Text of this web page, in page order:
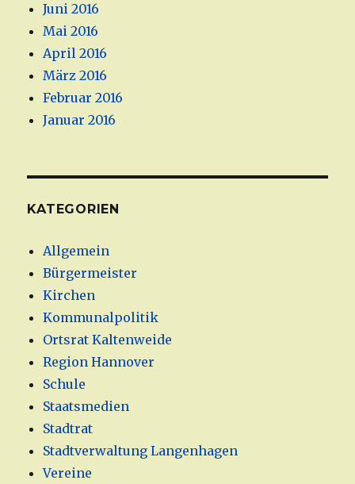
Juni 2016
Mai 2016
April 2016
März 2016
Februar 2016
Januar 2016
KATEGORIEN
Allgemein
Bürgermeister
Kirchen
Kommunalpolitik
Ortsrat Kaltenweide
Region Hannover
Schule
Staatsmedien
Stadtrat
Stadtverwaltung Langenhagen
Vereine